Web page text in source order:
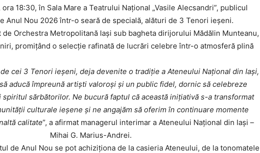
INFO IAȘI
Utile
Publică gratuit anunțul tău!
Contact
Emisiuni
18:30, în Sala Mare a Teatrului Național „Vasile Alecsandri”, publicul
Anul Nou 2026 într-o seară de specială, alături de 3 Tenori ieșeni.
Orchestra Metropolitană Iași sub bagheta dirijorului Mădălin Munteanu,
promițând o selecție rafinată de lucrări celebre într-o atmosferă plină
cei 3 Tenori ieșeni, deja devenite o tradiție a Ateneului Național din Iași,
aducă împreună artiști valoroși și un public fidel, dornic să celebreze
sărbătorilor. Ne bucură faptul că această inițiativă s-a transformat
culturale ieșene și ne angajăm să oferim în continuare momente
calitate”, a afirmat managerul interimar a Ateneului Național din Iași –
Mihai G. Marius-Andrei.
de Anul Nou se pot achiziționa de la casieria Ateneului, de la tonomatele